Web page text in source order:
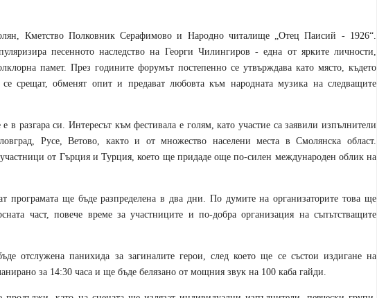
Кметство Полковник Серафимово и Народно читалище „Отец Паисий - 1926“.
песенното наследство на Георги Чилингиров - една от ярките личности,
памет. През годините форумът постепенно се утвърждава като място, където
срещат, обменят опит и предават любовта към народната музика на следващите
в разгара си. Интересът към фестивала е голям, като участие са заявили изпълнители
Русе, Ветово, както и от множество населени места в Смолянска област.
от Гърция и Турция, което ще придаде още по-силен международен облик на
програмата ще бъде разпределена в два дни. По думите на организаторите това ще
част, повече време за участниците и по-добра организация на съпътстващите
отслужена панихида за загиналите герои, след което ще се състои издигане на
за 14:30 часа и ще бъде белязано от мощния звук на 100 каба гайди.